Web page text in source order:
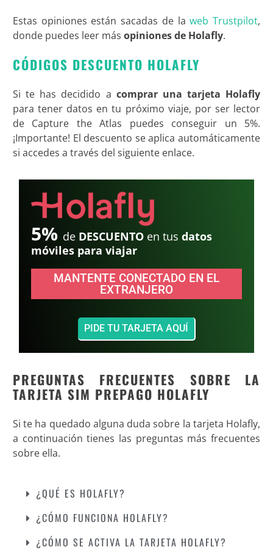
Estas opiniones están sacadas de laweb Trustpilot,
donde puedes leer más opiniones de Holafly.
CÓDIGOS DESCUENTO HOLAFLY
Si te has decidido a comprar una tarjeta Holafly
para tener datos en tu próximo viaje, por ser lector
de Capture the Atlas puedes conseguir un 5%.
¡Importante! El descuento se aplica automáticamente
si accedes a través del siguiente enlace.
5% de DESCUENTO en tus datos
móviles para viajar
MANTENTE CONECTADO EN EL
EXTRANJERO
PIDE TU TARJETA AQUÍ
PREGUNTAS FRECUENTES SOBRE LA
TARJETA SIM PREPAGO HOLAFLY
Si te ha quedado alguna duda sobre la tarjeta Holafly,
a continuación tienes las preguntas más frecuentes
sobre ella.
¿QUÉ ES HOLAFLY?
¿CÓMO FUNCIONA HOLAFLY?
¿CÓMO SE ACTIVA LA TARJETA HOLAFLY?